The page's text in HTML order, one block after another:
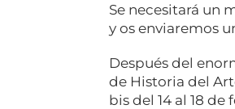
Se necesitará un
y os enviaremos
Después del
de Historia del
bis del 14 al 18